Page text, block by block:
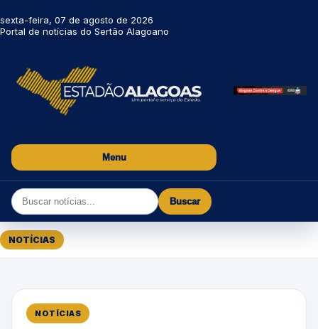
sexta-feira, 07 de agosto de 2026
Portal de notícias do Sertão Alagoano
Menu
Buscar
NOTÍCIAS
NOTÍCIAS